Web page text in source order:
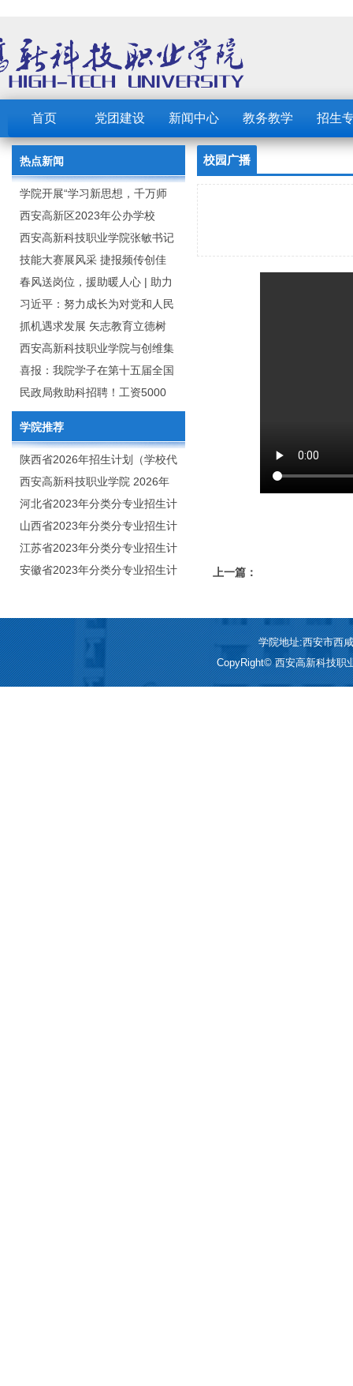
首页 党团建设 新闻中心 教务教学 招生
热点新闻
学院开展“学习新思想，千万师
生同上一堂课”活动
西安高新区2023年公办学校
（园） 公开招聘教职工公告
西安高新科技职业学院张敏书记
为全院师生党员上党课
技能大赛展风采 捷报频传创佳
绩：西安高新科技职业学院师生
在2023年陕西省职业技能大赛中
取佳绩
春风送岗位，援助暖人心 | 助力
毕业生求职就业
习近平：努力成长为对党和人民
忠诚可靠、堪当时代重任的栋梁
之才
抓机遇求发展 矢志教育立德树
人：西安高新科技职业学院召开
2020年年终总结暨表彰网络视频
会
西安高新科技职业学院与创维集
团举行校企合作签约仪式
喜报：我院学子在第十五届全国
大学生广告艺术大赛（大广
赛）、第十一届未来设计师.高校
数字艺术设计大赛（NCDA）国
赛中喜获佳绩
民政局救助科招聘！工资5000
元/月
学院推荐
陕西省2026年招生计划（学校代
码：8103）
西安高新科技职业学院 2026年
招生章程
河北省2023年分类分专业招生计
划（院校代号：1889）
山西省2023年分类分专业招生计
划（院校代号：5560）
江苏省2023年分类分专业招生计
划（院校代号：8931）
安徽省2023年分类分专业招生计
校园广播
上一篇：
学院地址:西安市西
CopyRight© 西安高新科技职